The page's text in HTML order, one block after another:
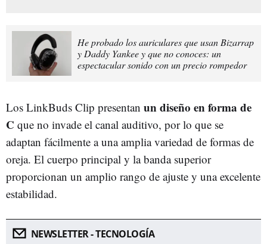
He probado los auriculares que usan Bizarrap
y Daddy Yankee y que no conoces: un
espectacular sonido con un precio rompedor
Los LinkBuds Clip presentan un diseño en forma de
C que no invade el canal auditivo, por lo que se
adaptan fácilmente a una amplia variedad de formas de
oreja. El cuerpo principal y la banda superior
proporcionan un amplio rango de ajuste y una excelente
estabilidad.
NEWSLETTER - TECNOLOGÍA